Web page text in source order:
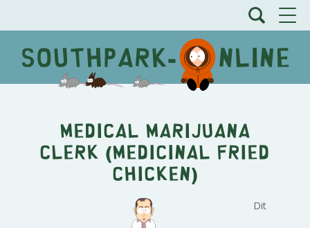
Medical Marijuana
Clerk (Medicinal Fried
Chicken)
Dit